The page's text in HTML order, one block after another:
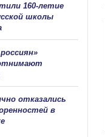
160-летие
школы
отказались
в